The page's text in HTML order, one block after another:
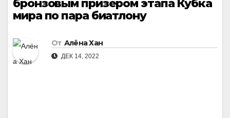
бронзовым призером этапа Кубка
мира по пара биатлону
От Алёна Хан
ДЕК 14, 2022